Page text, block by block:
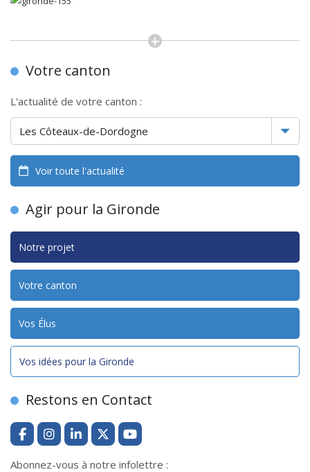
Votre canton
L'actualité de votre canton :
Voir toute l'actualité
Agir pour la Gironde
Notre projet
Votre canton
Vos Élus
Vos idées pour la Gironde
Restons en Contact
Abonnez-vous à notre infolettre :